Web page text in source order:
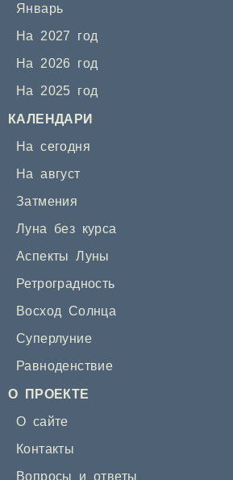
Январь
На 2027 год
На 2026 год
На 2025 год
КАЛЕНДАРИ
На сегодня
На август
Затмения
Луна без курса
Аспекты Луны
Ретроградность
Восход Солнца
Суперлуние
Равноденствие
О ПРОЕКТЕ
О сайте
Контакты
Вопросы и ответы